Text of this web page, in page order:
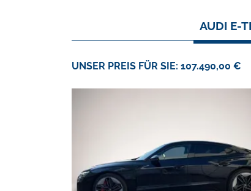
AUDI E-
UNSER PREIS FÜR SIE: 107.490,00 €